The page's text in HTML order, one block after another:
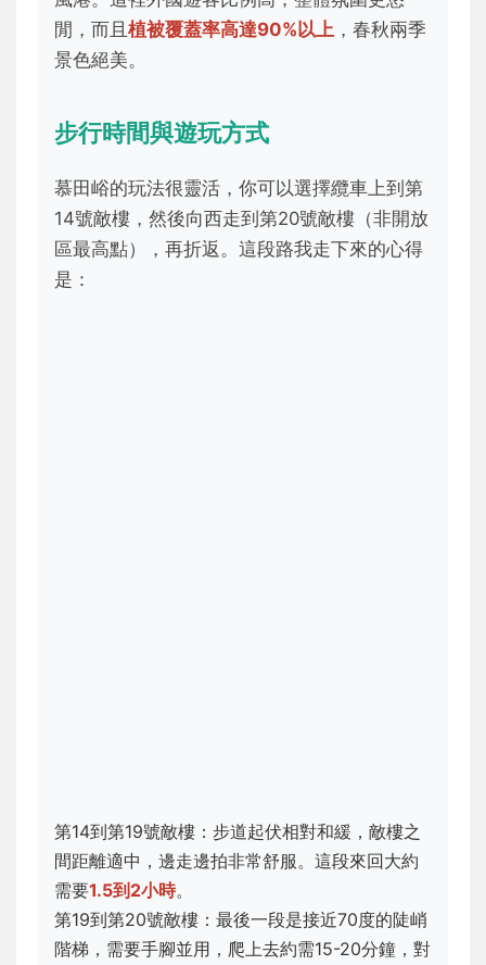
閒，而且 植被覆蓋率高達90%以上 ，春秋兩季
景色絕美。
步行時間與遊玩方式
慕田峪的玩法很靈活，你可以選擇纜車上到第
14號敵樓，然後向西走到第20號敵樓（非開放
區最高點），再折返。這段路我走下來的心得
是：
第14到第19號敵樓：步道起伏相對和緩，敵樓之
間距離適中，邊走邊拍非常舒服。這段來回大約
需要1.5到2小時。
第19到第20號敵樓：最後一段是接近70度的陡峭
階梯，需要手腳並用，爬上去約需15-20分鐘，對